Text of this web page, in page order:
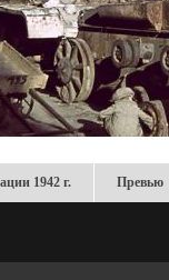
1942 г. Превью